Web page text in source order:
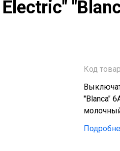
Код
"Blanca"